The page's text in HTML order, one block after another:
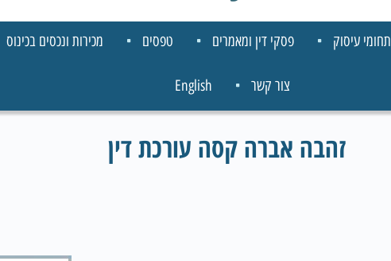
תחומי עיסוק פסקי דין ומאמרים טפסים מכירות ונכסים בכינוס
צור קשר English
זהבה אברה קסה עורכת דין